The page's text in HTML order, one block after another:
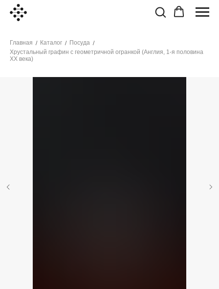
Главная / Каталог / Посуда /
Хрустальный графин с геометричной огранкой (Англия, 1-я половина
XX века)